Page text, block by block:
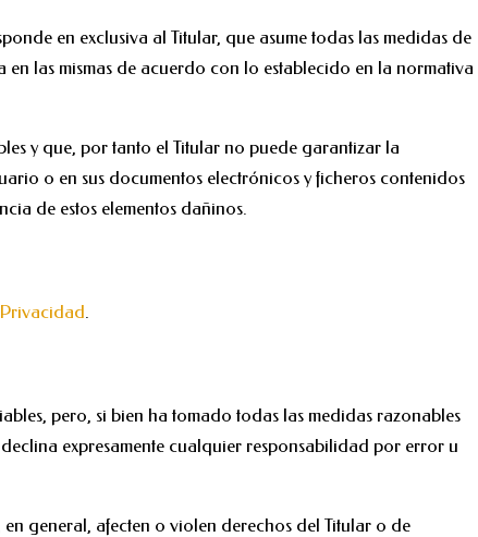
en exclusiva al Titular, que asume todas las medidas de
las mismas de acuerdo con lo establecido en la normativa
y que, por tanto el Titular no puede garantizar la
o en sus documentos electrónicos y ficheros contenidos
de estos elementos dañinos.
.
pero, si bien ha tomado todas las medidas razonables
expresamente cualquier responsabilidad por error u
general, afecten o violen derechos del Titular o de